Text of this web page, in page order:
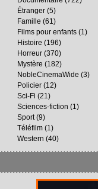
Étranger (5)
Famille (61)
Films pour enfants (1)
Histoire (196)
Horreur (370)
Mystère (182)
NobleCinemaWide (3)
Policier (12)
Sci-Fi (21)
Sciences-fiction (1)
Sport(9)
Téléfilm (1)
Western (40)